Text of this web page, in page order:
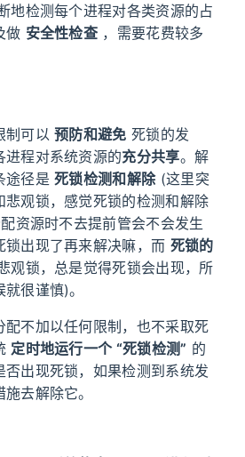
地检测每个进程对各类资源的占
做 安全性检查 ，需要花费较多
制可以预防和避免 死锁的发
进程对系统资源的充分共享。解
途径是死锁检测和解除(这里突
悲观锁，感觉死锁的检测和解除
资源时不去提前管会不会发生
锁出现了再来解决嘛，而 死锁的
观锁，总是觉得死锁会出现，所
很谨慎)。
配不加以任何限制，也不采取死
定时地运行一个 “死锁检测” 的
出现死锁，如果检测到系统发
去解除它。